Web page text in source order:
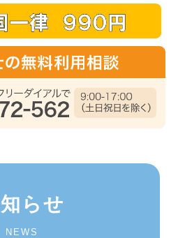
らせ
NEWS